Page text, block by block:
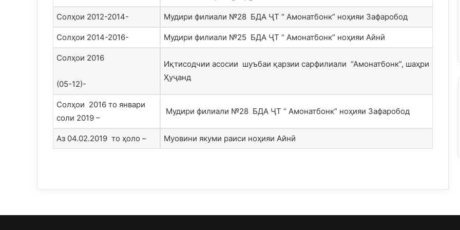
Солҳои 2012-2014- Мудири филиали №28 БДА ҶТ “ Амонатбонк” ноҳияи Зафаробод
Солҳои 2014-2016- Мудири филиали №25 БДА ҶТ “ Амонатбонк” ноҳияи Айнӣ
Солҳои 2016
(05-12)-
Иқтисодчии асосии шуъбаи қарзии сарфилиали “Амонатбонк”, шаҳри
Ҳуҷанд
Солҳои 2016 то январи
соли 2019 –
‍ Мудири филиали №28 БДА ҶТ “ Амонатбонк” ноҳияи Зафаробод
Аз 04.02.2019 то ҳоло – Муовини якуми раиси ноҳияи Айнӣ